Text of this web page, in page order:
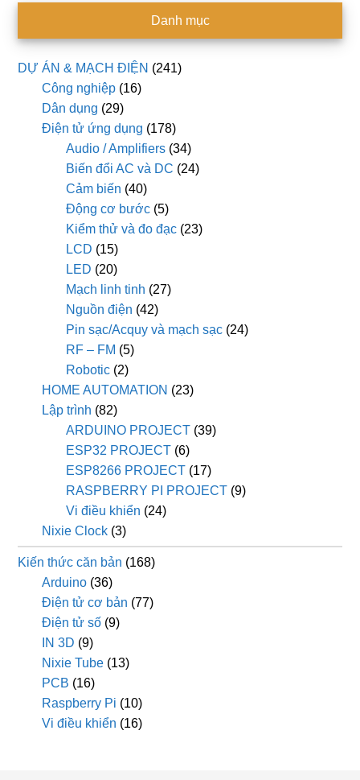
Danh mục
DỰ ÁN & MẠCH ĐIỆN (241)
Công nghiệp (16)
Dân dụng (29)
Điện tử ứng dụng (178)
Audio / Amplifiers (34)
Biến đổi AC và DC (24)
Cảm biến (40)
Động cơ bước (5)
Kiểm thử và đo đạc (23)
LCD (15)
LED (20)
Mạch linh tinh (27)
Nguồn điện (42)
Pin sạc/Acquy và mạch sạc (24)
RF – FM (5)
Robotic (2)
HOME AUTOMATION (23)
Lập trình (82)
ARDUINO PROJECT (39)
ESP32 PROJECT (6)
ESP8266 PROJECT (17)
RASPBERRY PI PROJECT (9)
Vi điều khiển (24)
Nixie Clock (3)
Kiến thức căn bản (168)
Arduino (36)
Điện tử cơ bản (77)
Điện tử số (9)
IN 3D (9)
Nixie Tube (13)
PCB (16)
Raspberry Pi (10)
Vi điều khiển (16)